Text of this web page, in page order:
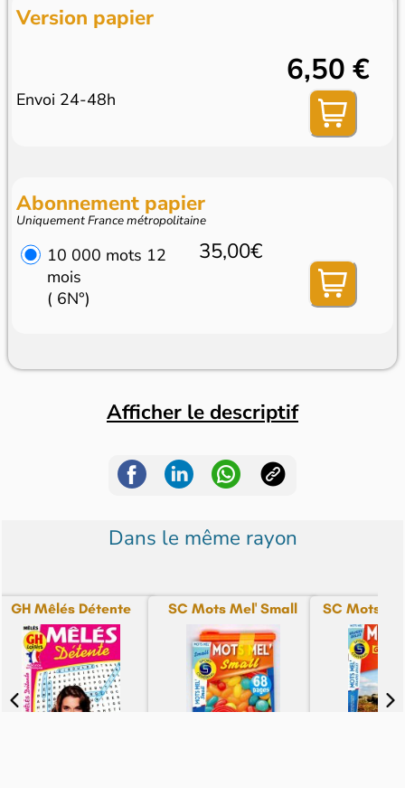
Version papier
Envoi 24-48h
6,50 €
Abonnement papier
Uniquement France métropolitaine
10 000 mots 12
mois
( 6N°)
35,00€
Afficher le descriptif
Dans le même rayon
GH Mêlés Détente SC Mots Mel' Small SC Mots